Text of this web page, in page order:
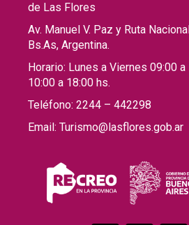
de Las Flores
Av. Manuel V. Paz y Ruta
Bs.As, Argentina.
Horario: Lunes a Viernes 09:00
10:00 a 18:00 hs.
Teléfono: 2244 – 442298
Email: Turismo@lasflores.gob.ar